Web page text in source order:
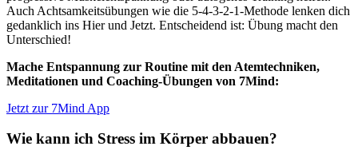
Auch Achtsamkeitsübungen wie die 5-4-3-2-1-Methode lenken dich
gedanklich ins Hier und Jetzt. Entscheidend ist: Übung macht den
Unterschied!
Mache Entspannung zur Routine mit den Atemtechniken,
Meditationen und Coaching-Übungen von 7Mind:
Jetzt zur 7Mind App
Wie kann ich Stress im Körper abbauen?